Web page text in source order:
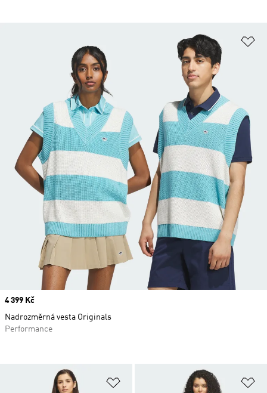
Přidat do seznamu přání
Price
4 399 Kč
Nadrozměrná vesta Originals
Performance